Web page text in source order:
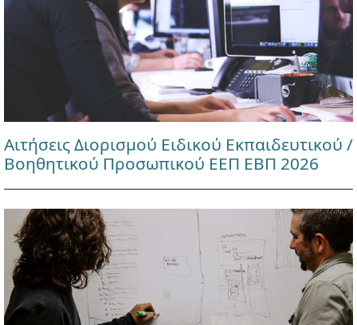
Αιτήσεις Διορισμού Ειδικού Εκπαιδευτικού /
Βοηθητικού Προσωπικού ΕΕΠ ΕΒΠ 2026